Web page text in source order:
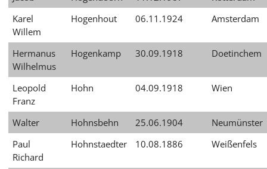
Karel
Willem
Hogenhout 06.11.1924 Amsterdam
Hermanus
Wilhelmus
Hogenkamp 30.09.1918 Doetinchem
Leopold
Franz
Hohn 04.09.1918 Wien
Walter Hohnsbehn 25.06.1904
Neumünster
Paul
Richard
Hohnstaedter 10.08.1886 Weißenfels